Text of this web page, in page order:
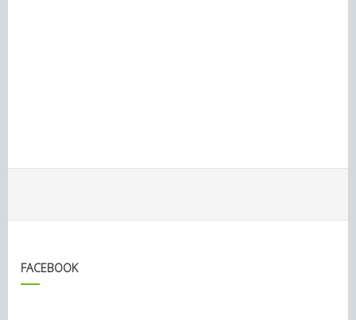
FACEBOOK